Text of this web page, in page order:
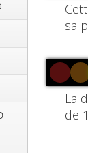
sa
La
de